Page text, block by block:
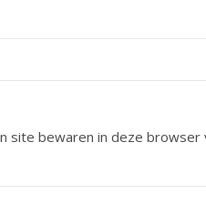
site bewaren in deze